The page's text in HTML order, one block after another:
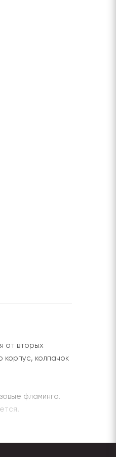
от вторых
корпус, колпачок
фламинго.